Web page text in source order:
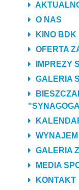
O NAS
KINO BDK
OFERTA
IMPREZY
GALERIA
GALERIA
MEDIA
KONTAKT